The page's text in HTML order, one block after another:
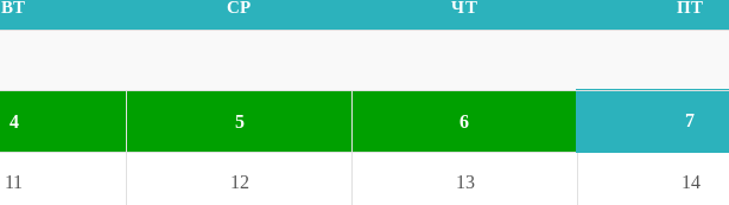
ВТ СР ЧТ ПТ
4 5 6 7
11 12 13 14